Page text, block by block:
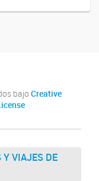
bajo Creative
Y VIAJES DE